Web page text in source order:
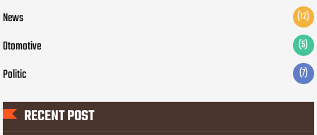
News (12)
Otomotive (5)
Politic (7)
RECENT POST